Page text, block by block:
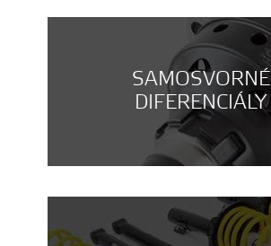
SAMOSVORNÉ
DIFERENCIÁLY